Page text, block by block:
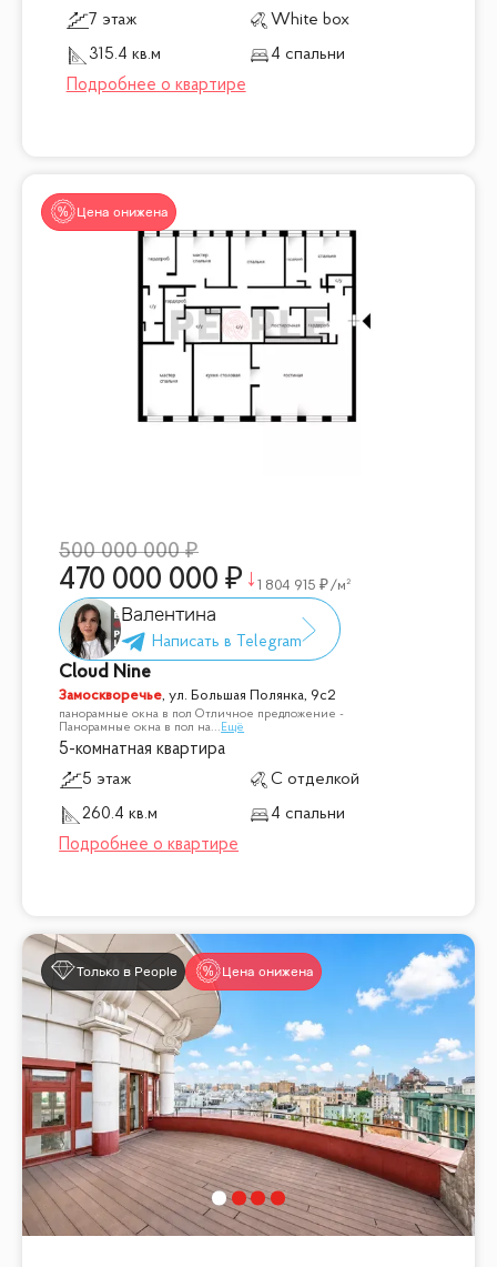
7 этаж
White box
315.4 кв.м
4 спальни
Цена снижена
500 000 000
470 000 000 1 804 915 /м²
Валентина
Cloud Nine
Замоскворечье,ул. Большая Полянка, 9с2
панорамные окна в пол Отличное предложение -
Панорамные окна в пол на... Ещё
5-комнатная квартира
5 этаж
С отделкой
260.4 кв.м
4 спальни
Только в People Цена снижена